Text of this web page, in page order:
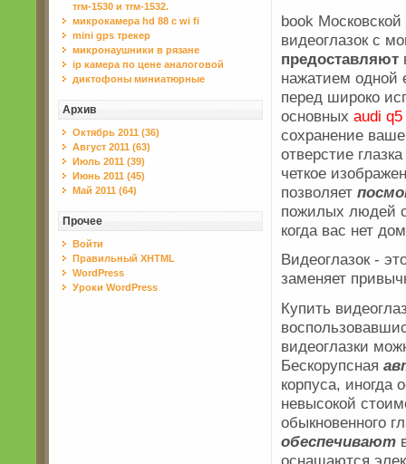
тrм-1530 и тrм-1532.
микрокамера hd 88 с wi fi
mini gps трекер
микронаушники в рязане
ip камера по цене аналоговой
диктофоны миниатюрные
Архив
Октябрь 2011 (36)
Август 2011 (63)
Июль 2011 (39)
Июнь 2011 (45)
Май 2011 (64)
Прочее
Войти
Правильный XHTML
WordPress
Уроки WordPress
book
видеоглазок с
предоставляют
нажатием одной
перед широко
основных audi
сохранение
отверстие
четкое
позволяет
пожилых людей
когда вас нет
Видеоглазок -
заменяет
Купить
видеоглазки
Бескорупсная
корпуса, иногда
невысокой
обыкновенного
обеспечивают
оснащаются